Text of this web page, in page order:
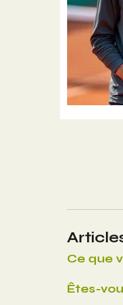
Ce que
Êtes-